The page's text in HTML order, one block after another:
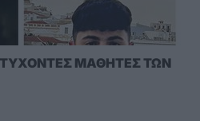
ΜΑΘΗΤΕΣ ΤΩΝ